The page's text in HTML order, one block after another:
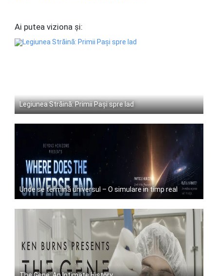
Ai putea viziona și:
Legiunea Străină: Primii Pași spre Iad
Unde se termină universul – O simulare in timp real